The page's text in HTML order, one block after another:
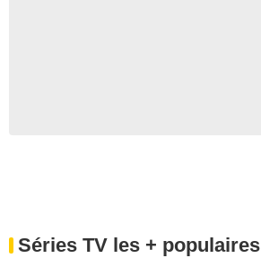
Séries TV les + populaires